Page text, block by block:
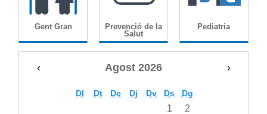
Gent Gran
Prevenció de la
Salut
Pediatria
‹ Agost 2026 ›
Dl Dt Dc Dj Dv Ds Dg
1
2